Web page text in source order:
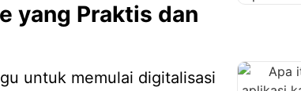
yang Praktis dan
untuk memulai digitalisasi